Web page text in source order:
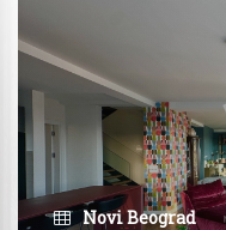
Novi Beograd